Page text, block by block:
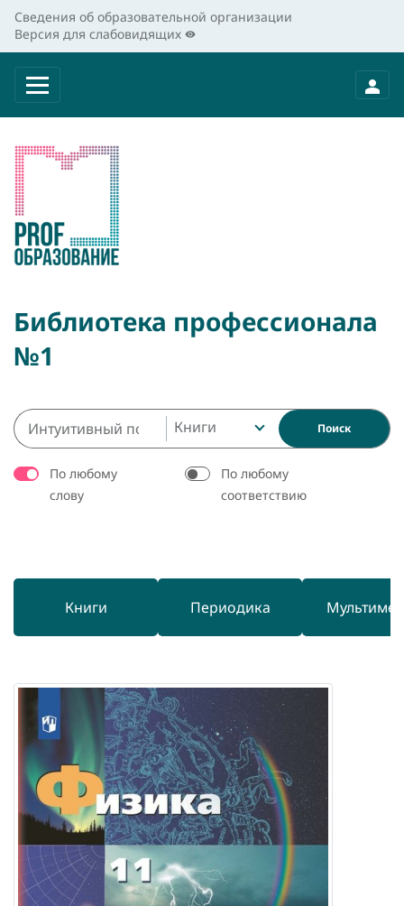
Сведения об образовательной организации
Версия для слабовидящих
Библиотека профессионала
№1
Книги Поиск
По любому
слову
По любому
соответствию
Книги Периодика